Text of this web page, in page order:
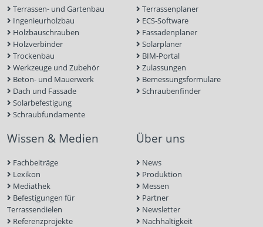
Terrassen- und Gartenbau
Ingenieurholzbau
Holzbauschrauben
Holzverbinder
Trockenbau
Werkzeuge und Zubehör
Beton- und Mauerwerk
Dach und Fassade
Solarbefestigung
Schraubfundamente
Terrassenplaner
ECS-Software
Fassadenplaner
Solarplaner
BIM-Portal
Zulassungen
Bemessungsformulare
Schraubenfinder
Wissen & Medien
Fachbeiträge
Lexikon
Mediathek
Befestigungen für
Terrassendielen
Referenzprojekte
Über uns
News
Produktion
Messen
Partner
Newsletter
Nachhaltigkeit